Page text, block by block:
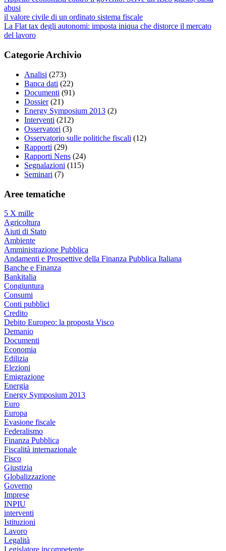
abusi
il valore civile di un ordinato sistema fiscale
La Flat tax degli autonomi: imposta iniqua che distorce il mercato
del lavoro
Categorie Archivio
Analisi (273)
Banca dati (22)
Documenti (91)
Dossier (21)
Energy Symposium 2013 (2)
Interventi (212)
Osservatori (3)
Osservatorio sulle politiche fiscali (12)
Rapporti (29)
Rapporti Nens (24)
Segnalazioni (115)
Seminari (7)
Aree tematiche
5 X mille
Agricoltura
Aiuti di Stato
Ambiente
Amministrazione Pubblica
Andamenti e Prospettive della Finanza Pubblica Italiana
Banche e Finanza
Bankitalia
Congiuntura
Consumi
Conti pubblici
Credito
Debito Europeo: la proposta Visco
Demanio
Documenti
Economia
Edilizia
Elezioni
Emigrazione
Energia
Energy Symposium 2013
Euro
Europa
Evasione fiscale
Federalismo
Finanza Pubblica
Fiscalità internazionale
Fisco
Giustizia
Globalizzazione
Governo
Imprese
INPIU
interventi
Istituzioni
Lavoro
Legalità